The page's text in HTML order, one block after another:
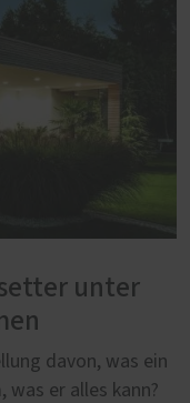
unter
davon, was ein
was er alles kann?